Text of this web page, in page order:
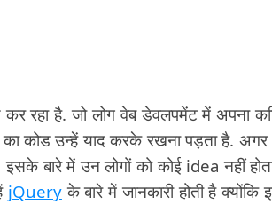
रहा है. जो लोग वेब डेवलपमेंट में अपना
का कोड उन्हें याद करके रखना पड़ता है.
बारे में उन लोगों को कोई idea नहीं
jQueryके बारे में जानकारी होती है क्योंकि